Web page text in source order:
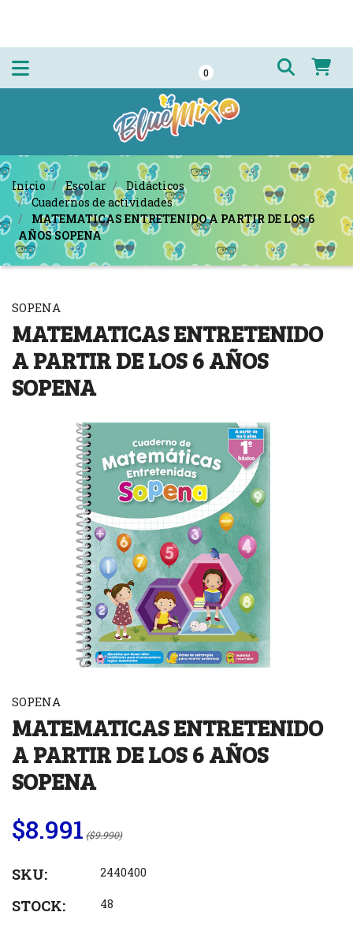
0
Inicio Escolar
Didácticos
Cuadernos de actividades
MATEMATICAS ENTRETENIDO A PARTIR DE LOS 6
AÑOS SOPENA
SOPENA
MATEMATICAS ENTRETENIDO
A PARTIR DE LOS 6 AÑOS
SOPENA
SOPENA
MATEMATICAS ENTRETENIDO
A PARTIR DE LOS 6 AÑOS
SOPENA
$8.991 ($9.990)
SKU: 2440400
STOCK: 48